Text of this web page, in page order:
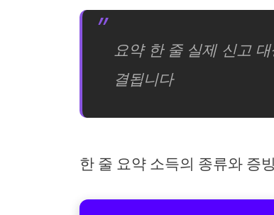
요약 한 줄 실제 신고
결됩니다
한 줄 요약 소득의 종류와 증